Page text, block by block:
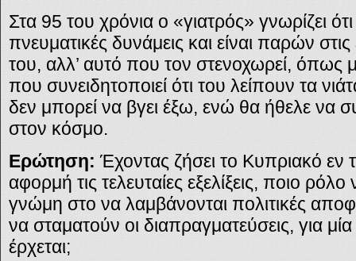
Στα 95 του χρόνια ο «γιατρός» γνωρίζει ότι
πνευματικές δυνάμεις και είναι παρών στις
του, αλλ’ αυτό που τον στενοχωρεί, όπως
που συνειδητοποιεί ότι του λείπουν τα
δεν μπορεί να βγει έξω, ενώ θα ήθελε να
στον κόσμο.
Ερώτηση: Έχοντας ζήσει το Κυπριακό εν
αφορμή τις τελευταίες εξελίξεις, ποιο ρόλο
γνώμη στο να λαμβάνονται πολιτικές
να σταματούν οι διαπραγματεύσεις, για
έρχεται;